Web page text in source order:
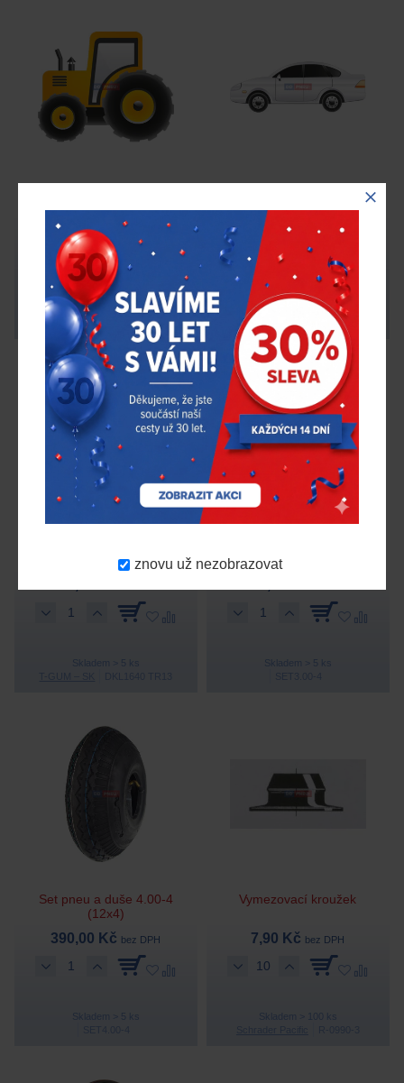
znovu už nezobrazovat
T-GUM – SK DKL1630 TR15
199,00 Kč
Skladem 4 ks
T-GUM – SK
DKL1630 TR13
Duše 1630 - 175/195-16
199,00 Kč bez DPH
Skladem > 5 ks
(7,50-16), ventil TR13
Skladem > 5 ks
Skladem > 5 ks
Set pneu a duše 4.00-4
(12x4)
390,00 Kč bez DPH
Skladem > 5 ks
Vymezovací kroužek
7,90 Kč bez DPH
Skladem > 100 ks